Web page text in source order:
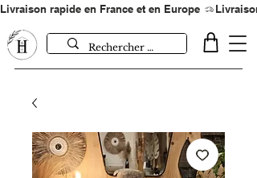
Livraison rapide en France et en Europe